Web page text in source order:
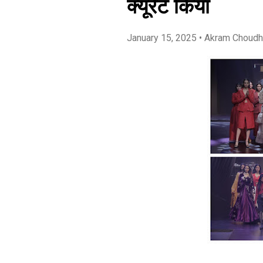
क्यूरेट किया
January 15, 2025 • Akram